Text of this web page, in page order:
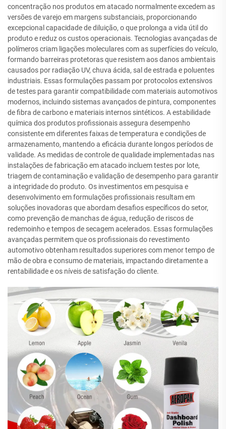
concentração nos produtos em atacado normalmente excedem as
versões de varejo em margens substanciais, proporcionando
excepcional capacidade de diluição, o que prolonga a vida útil do
produto e reduz os custos operacionais. Tecnologias avançadas de
polímeros criam ligações moleculares com as superfícies do veículo,
formando barreiras protetoras que resistem aos danos ambientais
causados por radiação UV, chuva ácida, sal de estrada e poluentes
industriais. Essas formulações passam por protocolos extensivos
de testes para garantir compatibilidade com materiais automotivos
modernos, incluindo sistemas avançados de pintura, componentes
de fibra de carbono e materiais internos sintéticos. A estabilidade
química dos produtos profissionais assegura desempenho
consistente em diferentes faixas de temperatura e condições de
armazenamento, mantendo a eficácia durante longos períodos de
validade. As medidas de controle de qualidade implementadas nas
instalações de fabricação em atacado incluem testes por lote,
triagem de contaminação e validação de desempenho para garantir
a integridade do produto. Os investimentos em pesquisa e
desenvolvimento em formulações profissionais resultam em
soluções inovadoras que abordam desafios específicos do setor,
como prevenção de manchas de água, redução de riscos de
redemoinho e tempos de secagem acelerados. Essas formulações
avançadas permitem que os profissionais do revestimento
automotivo obtenham resultados superiores com menor tempo de
mão de obra e consumo de materiais, impactando diretamente a
rentabilidade e os níveis de satisfação do cliente.